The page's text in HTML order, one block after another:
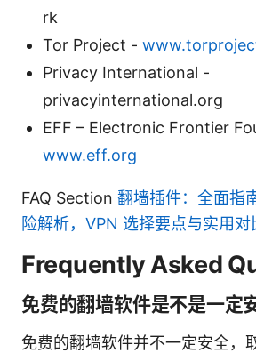
rk
Tor Project -
Privacy International -
privacyinternational.org
EFF – Electronic Frontier
www.eff.org
FAQ Section 翻墙插件：全面指
险解析，VPN 选择要点与实用对
Frequently Asked
免费的翻墙软件是不是一定
免费的翻墙软件并不一定安全，